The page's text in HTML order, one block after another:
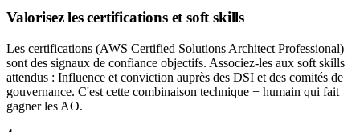
Valorisez les certifications et soft skills
Les certifications (AWS Certified Solutions Architect Professional)
sont des signaux de confiance objectifs. Associez-les aux soft skills
attendus : Influence et conviction auprès des DSI et des comités de
gouvernance. C'est cette combinaison technique + humain qui fait
gagner les AO.